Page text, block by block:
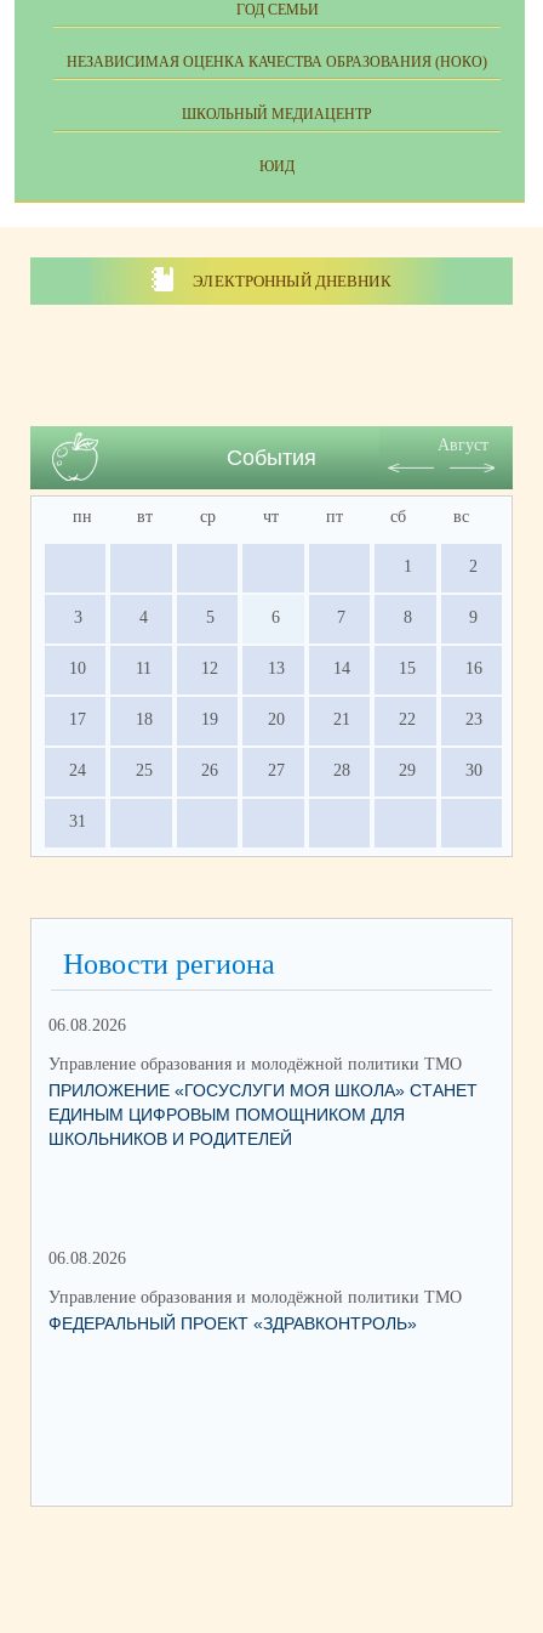
ГОД СЕМЬИ
НЕЗАВИСИМАЯ ОЦЕНКА КАЧЕСТВА ОБРАЗОВАНИЯ (НОКО)
ШКОЛЬНЫЙ МЕДИАЦЕНТР
ЮИД
ЭЛЕКТРОННЫЙ ДНЕВНИК
События
Август
пн вт ср чт пт сб вс
1 2
3 4 5 6 7 8 9
10 11 12 13 14 15 16
17 18 19 20 21 22 23
24 25 26 27 28 29 30
31
Новости региона
06.08.2026
Управление образования и молодёжной политики ТМО
ПРИЛОЖЕНИЕ «ГОСУСЛУГИ МОЯ ШКОЛА» СТАНЕТ
ЕДИНЫМ ЦИФРОВЫМ ПОМОЩНИКОМ ДЛЯ
ШКОЛЬНИКОВ И РОДИТЕЛЕЙ
06.08.2026
Управление образования и молодёжной политики ТМО
ФЕДЕРАЛЬНЫЙ ПРОЕКТ «ЗДРАВКОНТРОЛЬ»